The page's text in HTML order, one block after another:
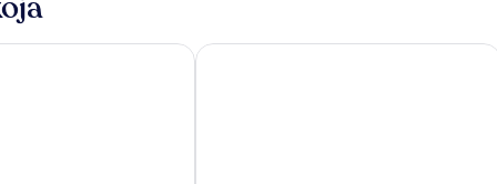
ULIV ULIV Pulse Roma - Condesa